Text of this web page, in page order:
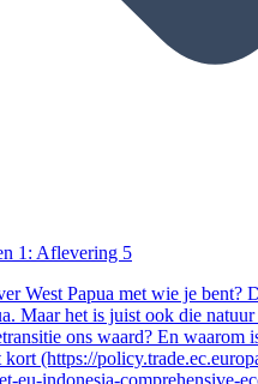
1: Aflevering 5
West Papua met wie je
Maar het is juist ook die
ons waard? En
(https://
eu-indonesia-